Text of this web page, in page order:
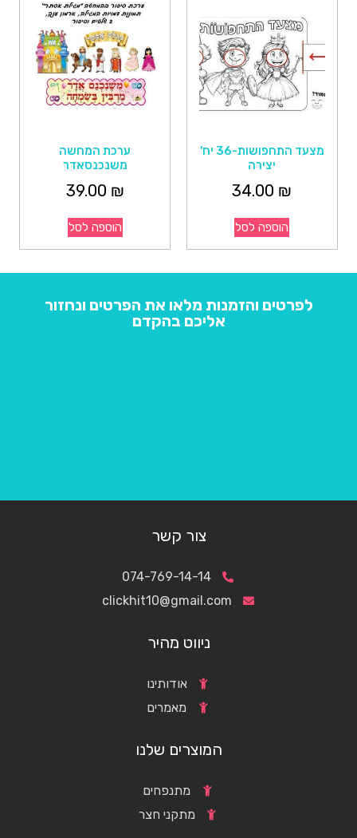
מצעד התחפושות-36 יח'
יצירה
34.00 ₪
הוספה לסל
ערכת המחשה
משנכנסאדר
39.00 ₪
הוספה לסל
לפרטים והזמנות מלאו את הפרטים ונחזור
אליכם בהקדם
צור קשר
074-769-14-14
clickhit10@gmail.com
ניווט מהיר
אודותינו
מאמרים
המוצרים שלנו
מתנפחים
מתקני חצר